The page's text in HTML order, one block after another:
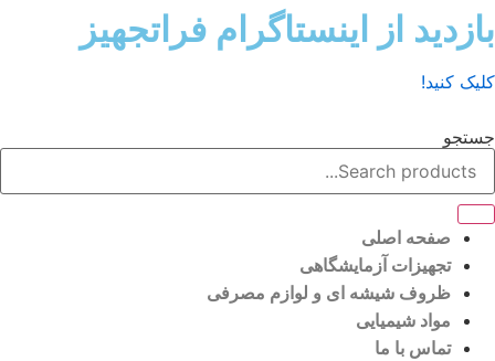
از اینستاگرام فراتجهیز
کنید!
صفحه اصلی
تجهیزات آزمایشگاهی
ظروف شیشه ای و لوازم مصرفی
مواد شیمیایی
تماس با ما